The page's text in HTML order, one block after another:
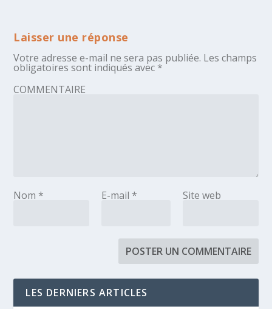
Laisser une réponse
Votre adresse e-mail ne sera pas publiée. Les champs
obligatoires sont indiqués avec *
COMMENTAIRE
Nom * E-mail * Site web
LES DERNIERS ARTICLES